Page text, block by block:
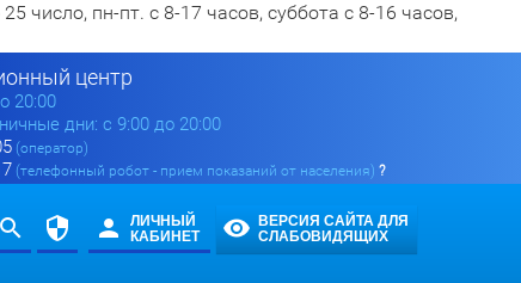
число, пн-пт. с 8-17 часов, суббота с 8-16 часов,
центр
20:00
дни: с 9:00 до 20:00
(оператор)
(телефонный робот - прием показаний от населения) ?
ЛИЧНЫЙ
КАБИНЕТ
ВЕРСИЯ САЙТА ДЛЯ
СЛАБОВИДЯЩИХ